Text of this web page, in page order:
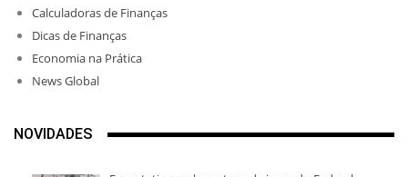
Calculadoras de Finanças
Dicas de Finanças
Economia na Prática
News Global
NOVIDADES